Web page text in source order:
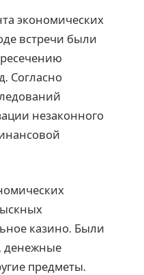
экономических
встречи были
Согласно
незаконного
казино. Были
денежные
предметы.